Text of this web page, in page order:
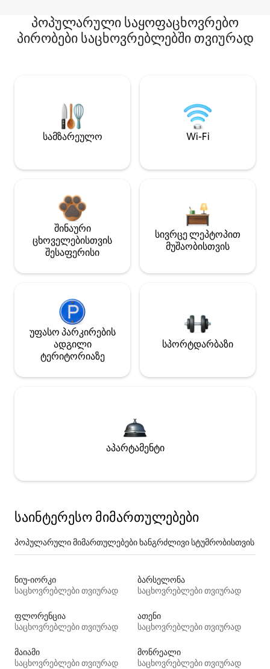
პოპულარული საყოფაცხოვრებო
პირობები საცხოვრებლებში თვიურად
სამზარეულო Wi-Fi
შინაური
ცხოველებისთვის
შესაფერისი
სივრცე ლეპტოპით
მუშაობისთვის
უფასო პარკირების
ადგილი
ტერიტორიაზე
სპორტდარბაზი
აპარტამენტი
საინტერესო მიმართულებები
პოპულარული მიმართულებები ხანგრძლივი სტუმრობისთვის
ნიუ-იორკი
საცხოვრებლები თვიურად
ბარსელონა
საცხოვრებლები თვიურად
ფლორენცია
საცხოვრებლები თვიურად
ათენი
საცხოვრებლები თვიურად
მაიამი
საცხოვრებლები თვიურად
მონრეალი
საცხოვრებლები თვიურად